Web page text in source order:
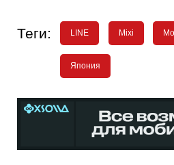
Теги: LINE Mixi
Япония